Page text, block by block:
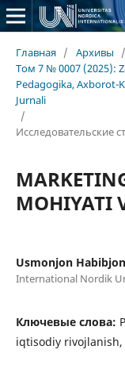
Главная / Архивы
/
Том 7 № 0007 (2025):
Pedagogika, Axborot-
Jurnali
/
Исследовательские
MOHIYATI
Usmonjon
International Nordik
Ключевые слова:
iqtisodiy